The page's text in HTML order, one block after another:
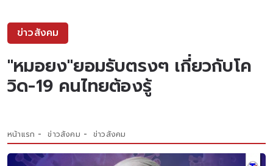
ข่าวสังคม
"หมอยง"ยอมรับตรงๆ เกี่ยวกับโค
วิด-19 คนไทยต้องรู้
หน้าแรก ข่าวสังคม ข่าวสังคม